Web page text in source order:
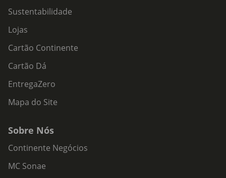
Sustentabilidade
Lojas
Cartão Continente
Cartão Dá
EntregaZero
Mapa do Site
Sobre Nós
Continente Negócios
MC Sonae